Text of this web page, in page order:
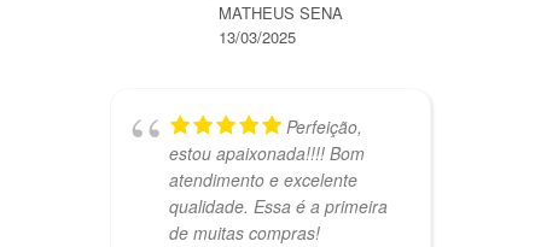
MATHEUS SENA
13/03/2025
Perfeição,
estou apaixonada!!!! Bom
atendimento e excelente
qualidade. Essa é a primeira
de muitas compras!